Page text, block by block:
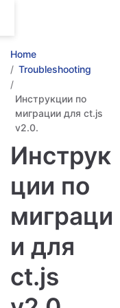
Home
Troubleshooting
Инструкции по
миграции для ct.js
v2.0.
Инструк
ции по
миграци
и для
ct.js